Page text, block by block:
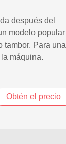
después del
modelo popular
tambor. Para una
máquina.
Obtén el precio